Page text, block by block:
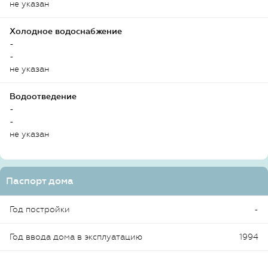
не указан
Холодное водоснабжение
-
-
не указан
Водоотведение
-
-
не указан
Паспорт дома
Год постройки -
Год ввода дома в эксплуатацию 1994